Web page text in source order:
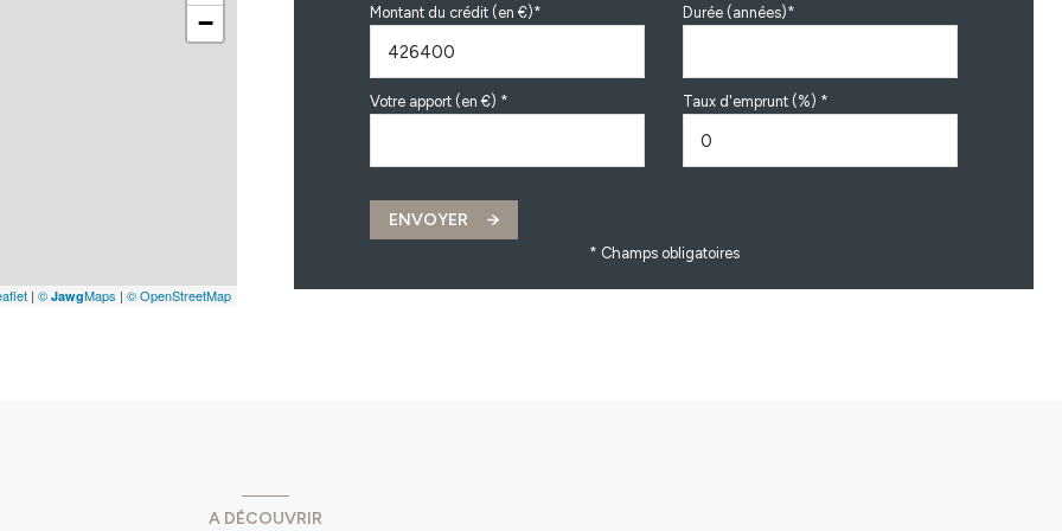
−
| © JawgMaps | © OpenStreetMap
Montant du crédit (en €)* Durée (années)*
Votre apport (en €) * Taux d'emprunt (%) *
ENVOYER
* Champs obligatoires
A DÉCOUVRIR